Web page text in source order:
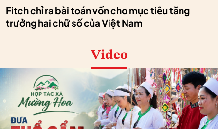
Fitch chỉ ra bài toán vốn cho mục tiêu tăng
trưởng hai chữ số của Việt Nam
Video